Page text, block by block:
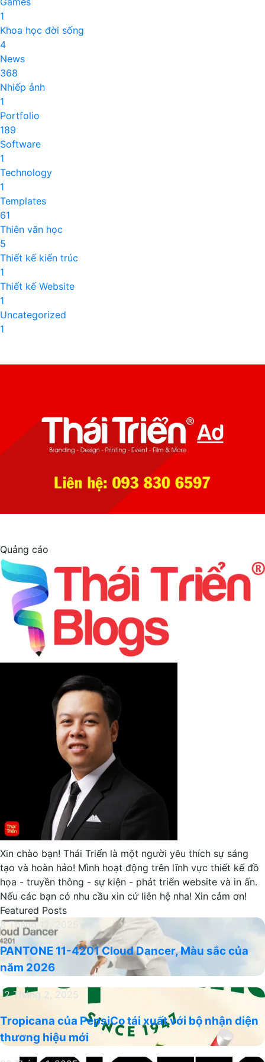
1
Khoa học đời sống
4
News
368
Nhiếp ảnh
1
Portfolio
189
Software
1
Technology
1
Templates
61
Thiên văn học
5
Thiết kế kiến trúc
1
Thiết kế Website
1
Uncategorized
1
Quảng cáo
Xin chào bạn! Thái Triển là một người yêu thích sự sáng
tạo và hoàn hảo! Mình hoạt động trên lĩnh vực thiết kế đồ
họa - truyền thông - sự kiện - phát triển website và in ấn.
Nếu các bạn có nhu cầu xin cứ liên hệ nha! Xin cảm ơn!
Featured Posts
PANTONE
11-
4201
Cloud
Màu
của
năm
8 Tháng 12, 2025
PANTONE 11-4201 Cloud Dancer, Màu sắc của
năm 2026
Tropicana
PepsiCo
tái
12 Tháng 2, 2025
Tropicana của PepsiCo tái xuất với bộ nhận diện
thương hiệu mới